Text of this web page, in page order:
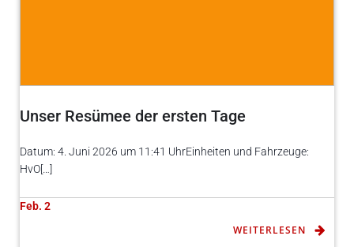
Unser Resümee der ersten Tage
Datum: 4. Juni 2026 um 11:41 UhrEinheiten und Fahrzeuge:
HvO[…]
Feb. 2
WEITERLESEN